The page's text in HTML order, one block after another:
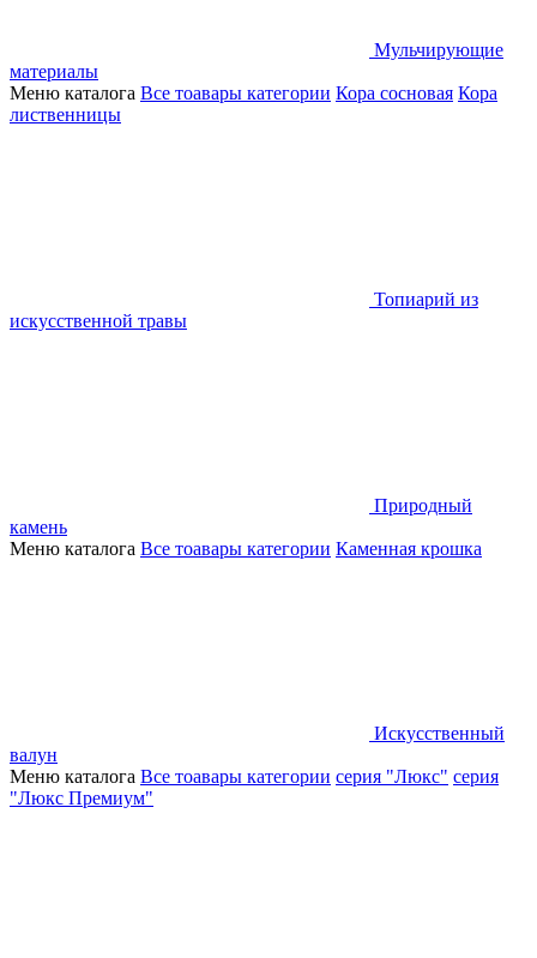
Мульчирующие
материалы
Меню каталога Все тоавары категории Кора сосновая Кора
лиственницы
Топиарий из
искусственной травы
Природный
камень
Меню каталога Все тоавары категории Каменная крошка
Искусственный
валун
Меню каталога Все тоавары категории серия "Люкс" серия
"Люкс Премиум"